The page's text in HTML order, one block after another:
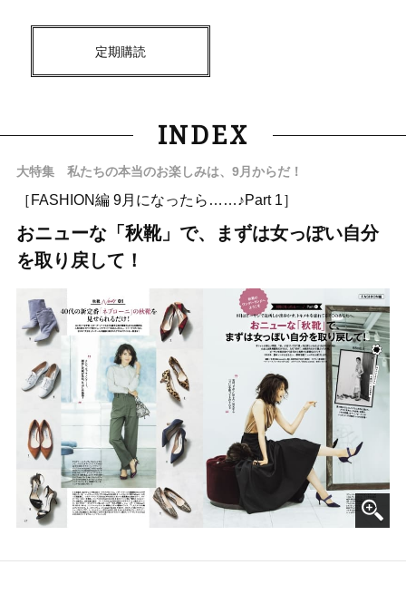
定期購読
INDEX
大特集 私たちの本当のお楽しみは、9月からだ！
［FASHION編 9月になったら……♪Part 1］
おニューな「秋靴」で、まずは女っぽい自分
を取り戻して！